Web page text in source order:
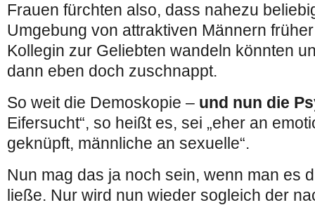
Frauen fürchten also, dass nahezu
Umgebung von attraktiven Männern
Kollegin zur Geliebten wandeln könnten
dann eben doch zuschnappt.
So weit die Demoskopie – und nun die
Eifersucht“, so heißt es, sei „eher an
geknüpft, männliche an sexuelle“.
Nun mag das ja noch sein, wenn man es
ließe. Nur wird nun wieder sogleich der